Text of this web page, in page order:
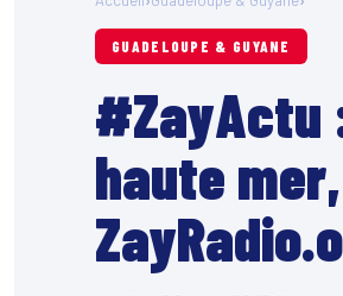
GUADELOUPE & GUYANE
#ZayActu
haute